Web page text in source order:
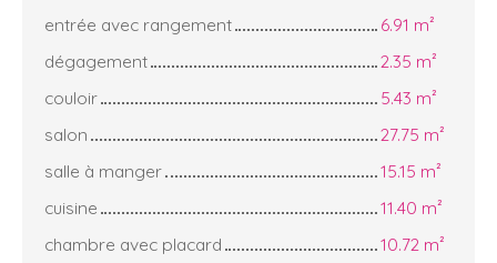
entrée avec rangement
6.91 m²
dégagement
2.35 m²
couloir
5.43 m²
salon
27.75 m²
salle à manger
15.15 m²
cuisine
11.40 m²
chambre avec placard
10.72 m²